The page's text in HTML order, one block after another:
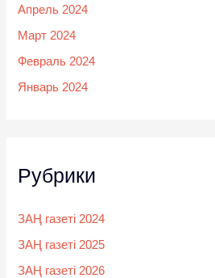
Апрель 2024
Март 2024
Февраль 2024
Январь 2024
Рубрики
ЗАҢ газеті 2024
ЗАҢ газеті 2025
ЗАҢ газеті 2026